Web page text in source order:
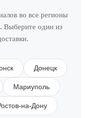
во все регионы
Выберите один из
Донецк
Мариуполь
на-Дону